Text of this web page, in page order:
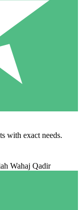
with exact needs.
Wahaj Qadir